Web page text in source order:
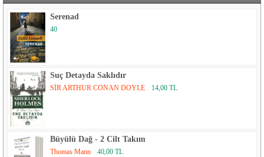
Serenad
40
Suç Detayda Saklıdır
SİR ARTHUR CONAN DOYLE 14,00 TL
Büyülü Dağ - 2 Cilt Takım
Thomas Mann 40,00 TL